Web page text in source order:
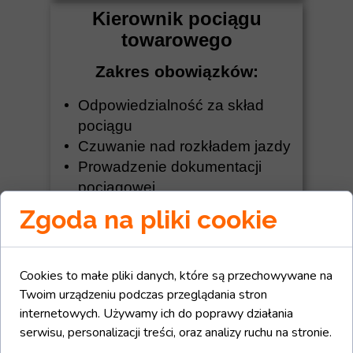
Kierownik pociągu
towarowego
Zakres obowiązków:
Odpowiedzialność za skład
pociągu
Czuwanie nad rozkładem jazdy
Prowadzenie dokumentacji
pociągowej
Wykonywanie oględzin
technicznych pociągu
Wymagania:
Świadectwo zdania egzaminu
weryfikacyjnego na stanowisko
Kierownik pociągu
Doświadczenie zawodowe
Zgoda na pliki cookie
Cookies to małe pliki danych, które są przechowywane na
Twoim urządzeniu podczas przeglądania stron
internetowych. Używamy ich do poprawy działania
serwisu, personalizacji treści, oraz analizy ruchu na stronie.